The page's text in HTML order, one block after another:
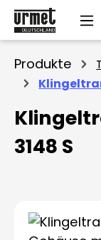
Zum
Produkte
3148 S
Bildergalerie